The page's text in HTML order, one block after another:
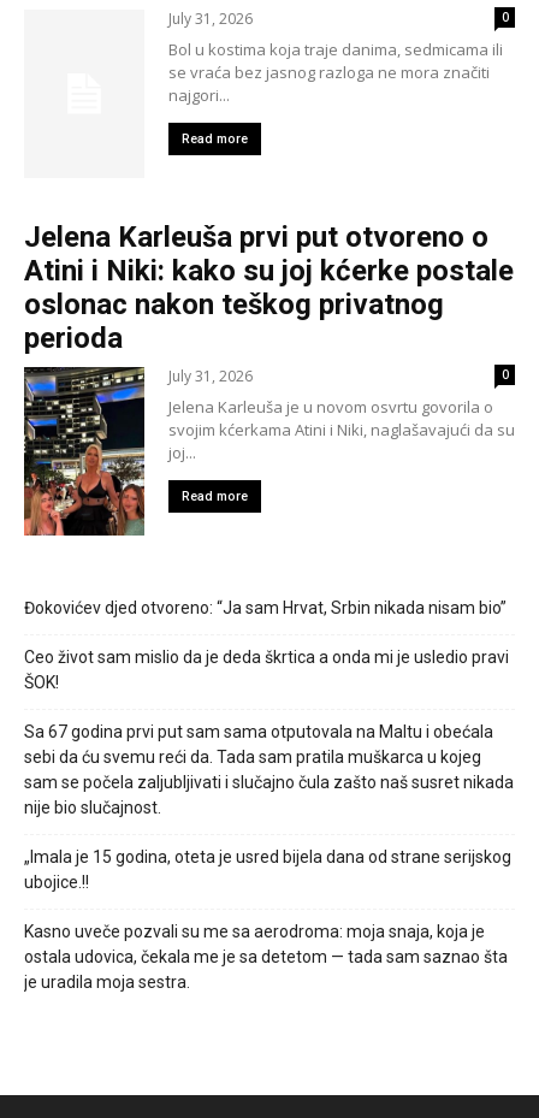
July 31, 2026 0
Bol u kostima koja traje danima, sedmicama ili
se vraća bez jasnog razloga ne mora značiti
najgori...
Read more
Jelena Karleuša prvi put otvoreno o
Atini i Niki: kako su joj kćerke postale
oslonac nakon teškog privatnog
perioda
July 31, 2026 0
Jelena Karleuša je u novom osvrtu govorila o
svojim kćerkama Atini i Niki, naglašavajući da su
joj...
Read more
Đokovićev djed otvoreno: “Ja sam Hrvat, Srbin nikada nisam bio”
Ceo život sam mislio da je deda škrtica a onda mi je usledio pravi
ŠOK!
Sa 67 godina prvi put sam sama otputovala na Maltu i obećala
sebi da ću svemu reći da. Tada sam pratila muškarca u kojeg
sam se počela zaljubljivati i slučajno čula zašto naš susret nikada
nije bio slučajnost.
„Imala je 15 godina, oteta je usred bijela dana od strane serijskog
ubojice.!!
Kasno uveče pozvali su me sa aerodroma: moja snaja, koja je
ostala udovica, čekala me je sa detetom — tada sam saznao šta
je uradila moja sestra.